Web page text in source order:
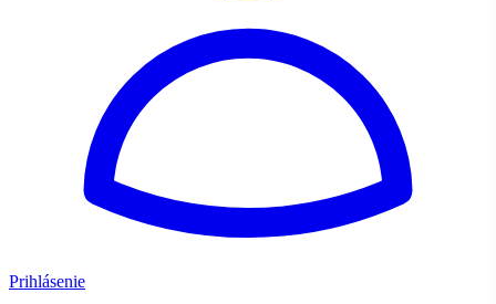
Prihlásenie